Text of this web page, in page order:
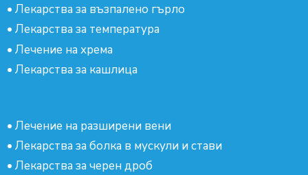
• Лекарства за възпалено гърло
• Лекарства за температура
• Лечение на хрема
• Лекарства за кашлица
• Лечение на разширени вени
• Лекарства за болка в мускули и стави
• Лекарства за черен дроб